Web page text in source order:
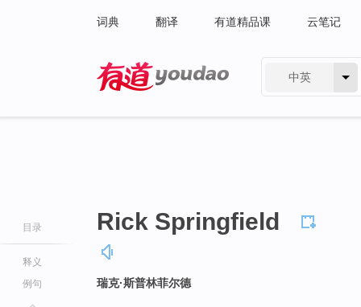
词典 翻译 有道精品课 云笔记
中英
目录
释义
例句
Rick Springfield
瑞克·斯普林菲尔德